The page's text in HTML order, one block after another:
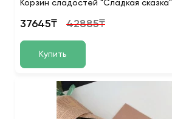
Корзин сладостей "Сладкая сказка"
37645₸ 42885₸
Купить